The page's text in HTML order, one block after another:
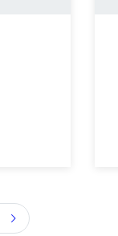
Next